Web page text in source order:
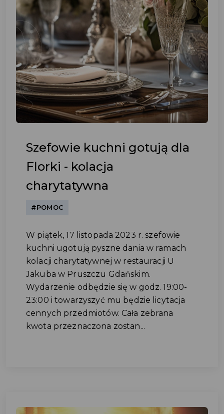
Szefowie kuchni gotują dla
Florki - kolacja
charytatywna
#POMOC
W piątek, 17 listopada 2023 r. szefowie
kuchni ugotują pyszne dania w ramach
kolacji charytatywnej w restauracji U
Jakuba w Pruszczu Gdańskim.
Wydarzenie odbędzie się w godz. 19:00-
23:00 i towarzyszyć mu będzie licytacja
cennych przedmiotów. Cała zebrana
kwota przeznaczona zostan...